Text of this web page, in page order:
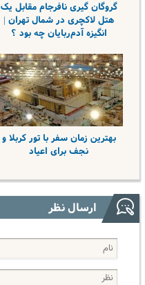
گروگان گیری نافرجام مقابل یک
هتل لاکچری در شمال تهران |
انگیزه آدم‌ربایان چه بود ؟
بهترین زمان سفر با تور کربلا و
نجف برای اعیاد
ارسال نظر